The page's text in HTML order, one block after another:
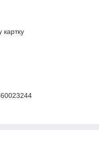
картку